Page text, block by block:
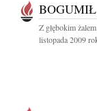
Z głębokim
listopada 2009